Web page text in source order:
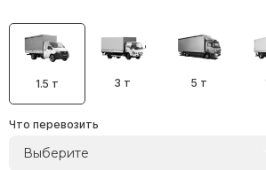
1.5 т 3 т 5 т
Что перевозить
Выберите